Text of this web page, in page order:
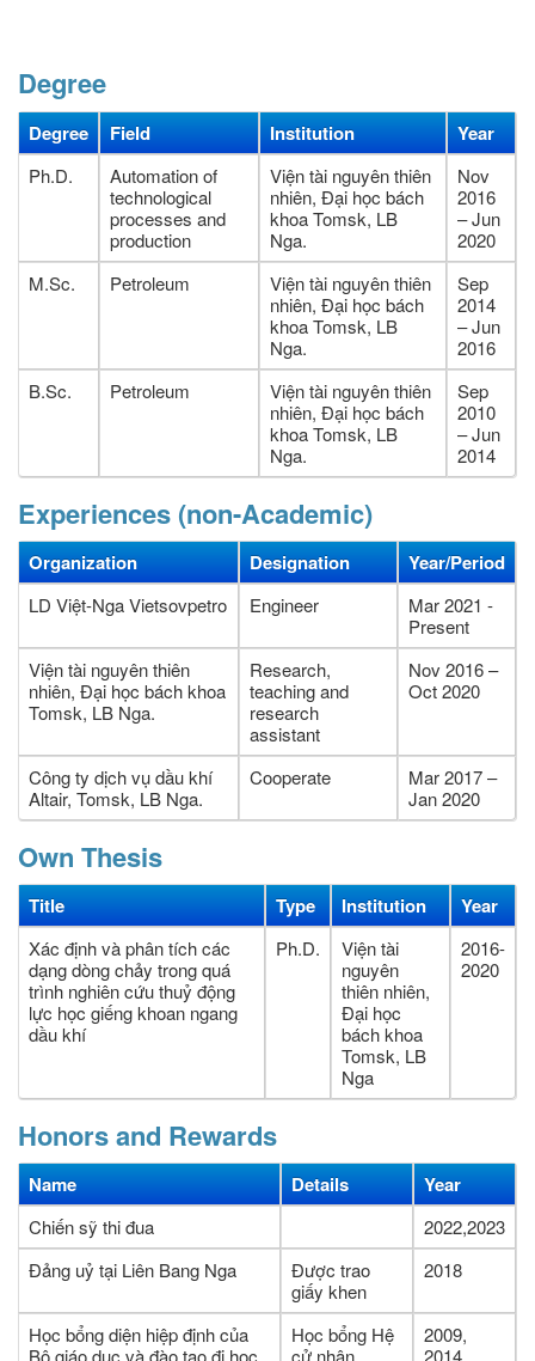
Degree
Degree Field Institution Year
Ph.D.
Automation of
technological
processes and
production
Viện tài nguyên thiên
nhiên, Đại học bách
khoa Tomsk, LB
Nga.
Nov
2016
– Jun
2020
M.Sc.
Petroleum
Viện tài nguyên thiên
nhiên, Đại học bách
khoa Tomsk, LB
Nga.
Sep
2014
– Jun
2016
B.Sc.
Petroleum
Viện tài nguyên thiên
nhiên, Đại học bách
khoa Tomsk, LB
Nga.
Sep
2010
– Jun
2014
Experiences (non-Academic)
Organization Designation Year/Period
LD Việt-Nga Vietsovpetro Engineer
Mar 2021 -
Present
Viện tài nguyên thiên
nhiên, Đại học bách khoa
Tomsk, LB Nga.
Research,
teaching and
research
assistant
Nov 2016 –
Oct 2020
Công ty dịch vụ dầu khí
Altair, Tomsk, LB Nga.
Cooperate
Mar 2017 –
Jan 2020
Own Thesis
Title Type Institution Year
Xác định và phân tích các
dạng dòng chảy trong quá
trình nghiên cứu thuỷ động
lực học giếng khoan ngang
dầu khí
Ph.D.
Viện tài
nguyên
thiên nhiên,
Đại học
bách khoa
Tomsk, LB
Nga
2016-
2020
Honors and Rewards
Name Details Year
Chiến sỹ thi đua
2022,2023
Đảng uỷ tại Liên Bang Nga
Được trao
giấy khen
2018
Học bổng diện hiệp định của
Bộ giáo dục và đào tạo đi học
Học bổng Hệ
cử nhân,
2009,
2014,